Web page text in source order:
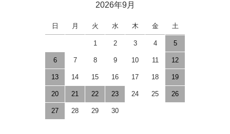
2026年9月
日 月 火 水 木 金 土
1 2 3 4 5
6 7 8 9 10 11 12
13 14 15 16 17 18 19
20 21 22 23 24 25 26
27 28 29 30